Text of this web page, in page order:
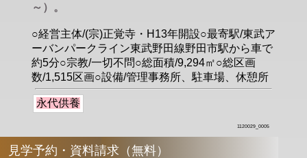
～）。
○経営主体/(宗)正覚寺・H13年開設○最寄駅/東武ア
ーバンパークライン東武野田線野田市駅から車で
約5分○宗教/一切不問○総面積/9,294㎡○総区画
数/1,515区画○設備/管理事務所、駐車場、休憩所
永代供養
1120029_0005
見学予約・資料請求（無料）